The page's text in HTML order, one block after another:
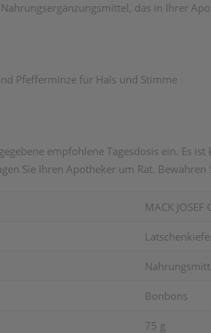
das in Ihrer
Pfefferminze für Hals und Stimme
empfohlene Tagesdosis ein. Es
Sie Ihren Apotheker um Rat.
MACK
Bonbons
75 g